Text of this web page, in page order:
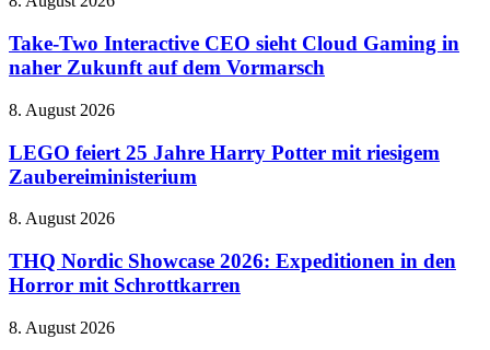
auf
Handy
Interactive
CEO
sieht
Gaming
naher
Zukunft
dem
Take-Two Interactive CEO sieht Cloud Gaming in
naher Zukunft auf dem Vormarsch
LEGO
25
Jahre
Harry
mit
Zaubereiministerium
8. August 2026
LEGO feiert 25 Jahre Harry Potter mit riesigem
Zaubereiministerium
THQ
Showcase
2026:
Expeditionen
den
8. August 2026
THQ Nordic Showcase 2026: Expeditionen in den
Horror mit Schrottkarren
The
8. August 2026